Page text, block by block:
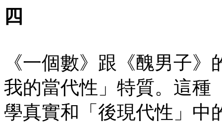
四
《一個數》跟《醜男子
我的當代性」特質。這種
學真實和「後現代性」中